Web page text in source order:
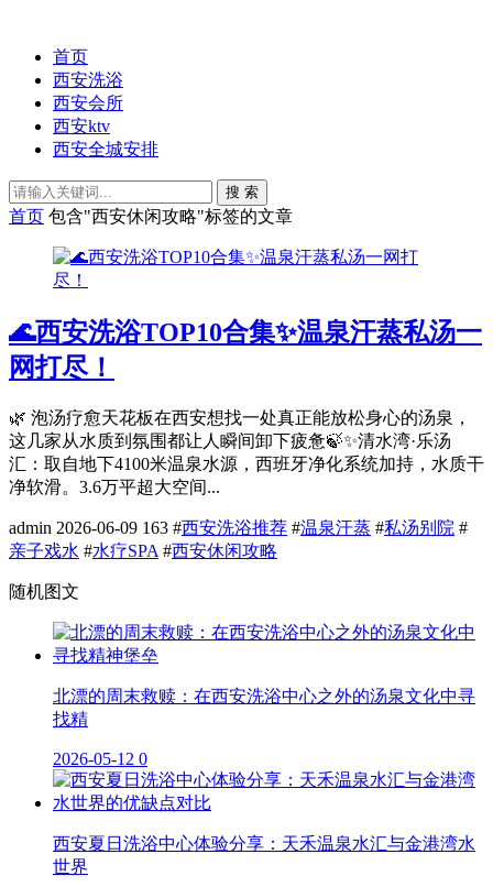
首页
西安洗浴
西安会所
西安ktv
西安全城安排
搜 索
首页 包含"西安休闲攻略"标签的文章
🌊西安洗浴TOP10合集✨温泉汗蒸私汤一
网打尽！
🌿 泡汤疗愈天花板在西安想找一处真正能放松身心的汤泉，
这几家从水质到氛围都让人瞬间卸下疲惫🍃✨清水湾·乐汤
汇：取自地下4100米温泉水源，西班牙净化系统加持，水质干
净软滑。3.6万平超大空间...
admin 2026-06-09 163 #西安洗浴推荐 #温泉汗蒸 #私汤别院 #
亲子戏水 #水疗SPA #西安休闲攻略
随机图文
北漂的周末救赎：在西安洗浴中心之外的汤泉文化中寻
找精
2026-05-12 0
西安夏日洗浴中心体验分享：天禾温泉水汇与金港湾水
世界